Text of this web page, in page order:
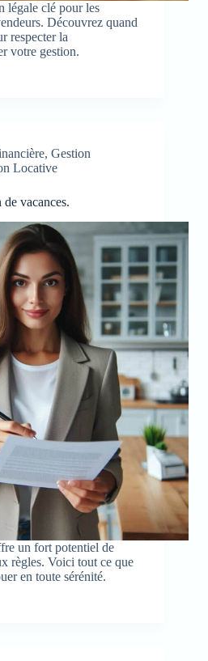
légale clé pour les
Découvrez quand
respecter la
votre gestion.
, Gestion
Locative
vacances.
un fort potentiel de
règles. Voici tout ce que
en toute sérénité.